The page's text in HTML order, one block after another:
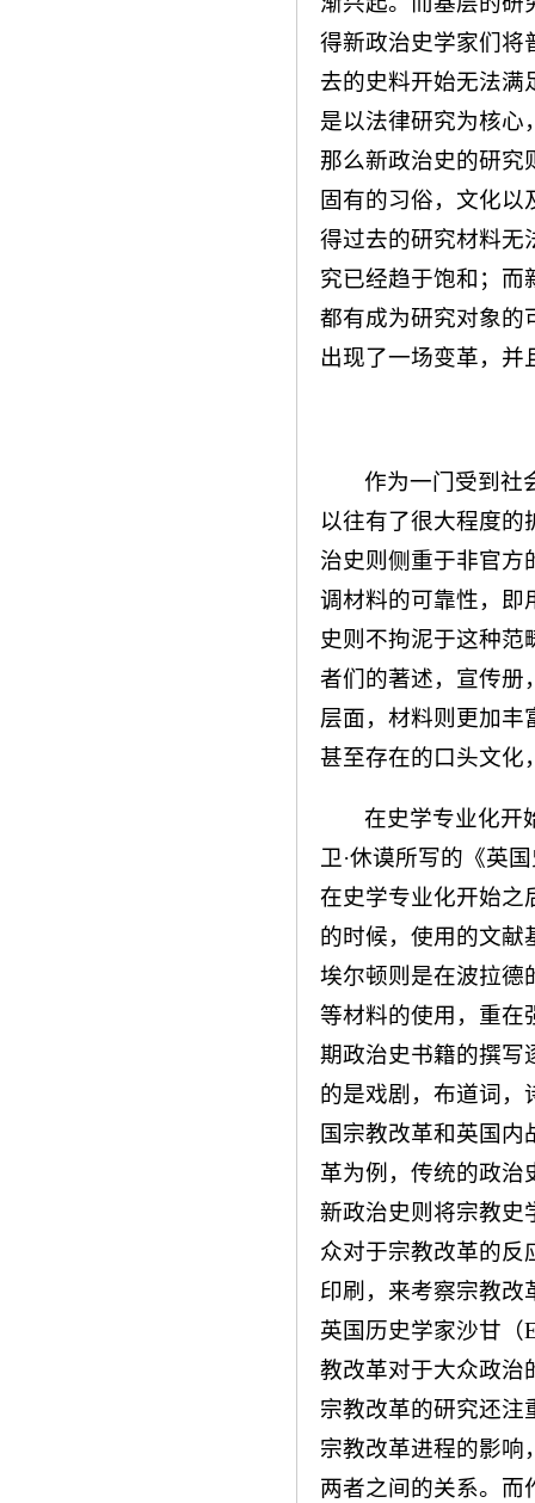
得新政治史学家们将
去的史料开始无法满
是以法律研究为核心
那么新政治史的研究
固有的习俗，文化
得过去的研究材料无
究已经趋于饱和；而
都有成为研究对象的
出现了一场变革，并
作为一门受到社
以往有了很大程度的
治史则侧重于非官方
调材料的可靠性，即
史则不拘泥于这种范
者们的著述，宣传册
层面，材料则更加丰
甚至存在的口头文化
在史学专业化开
卫·休谟所写的《英
在史学专业化开始之
的时候，使用的文献
埃尔顿则是在波拉德
等材料的使用，重在
期政治史书籍的撰写
的是戏剧，布道词，
国宗教改革和英国
革为例，传统的政治
新政治史则将宗教史
众对于宗教改革的反
印刷，来考察宗教改
英国历史学家沙甘（
教改革对于大众政治
宗教改革的研究还注
宗教改革进程的影响
两者之间的关系。而